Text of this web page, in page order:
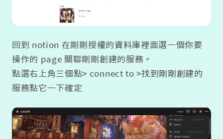
回到 notion 在剛剛授權的資料庫裡面選一個你要
操作的 page 關聯剛剛創建的服務。
點選右上角三個點> connect to >找到剛剛創建的
服務點它一下確定